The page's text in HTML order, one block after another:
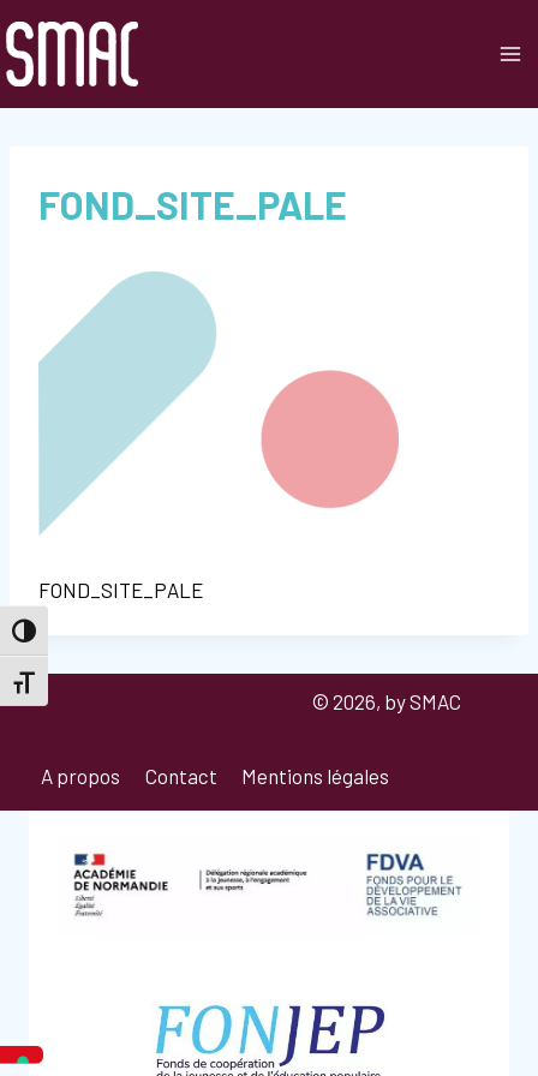
Passer en contraste élevé
Changer la taille de la police
au
contenu
FOND_SITE_PALE
FOND_SITE_PALE
© 2026, by SMAC
A propos Contact Mentions légales